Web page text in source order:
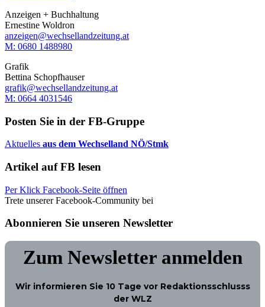
Anzeigen + Buchhaltung
Ernestine Woldron
anzeigen@wechsellandzeitung.at
M: ‭0680 1488980‬
Grafik
Bettina Schopfhauser
grafik@wechsellandzeitung.at
M: 0664 4031546
Posten Sie in der FB-Gruppe
Aktuelles aus dem Wechselland NÖ/Stmk
Artikel auf FB lesen
Per Klick Facebook-Seite öffnen
Trete unserer Facebook-Community bei
Abonnieren Sie unseren Newsletter
Zum Newsletter anmelden
Wir informieren Sie 10 Tage vor Redaktionsschlusss
der WLZ